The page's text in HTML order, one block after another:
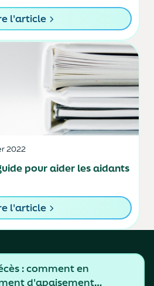
l'article
2022
pour aider les aidants
l'article
: comment en
d'apaisement